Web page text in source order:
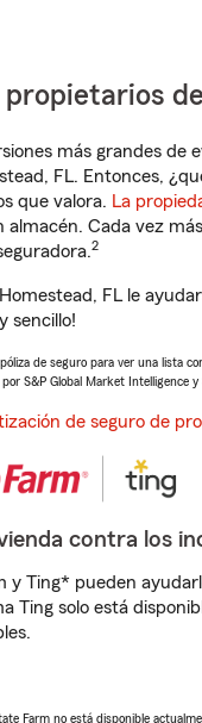
propietarios
más grandes de
FL. Entonces,
que valora. La
almacén. Cada vez
2
FL le
sencillo!
de seguro para ver una lista
S&P Global Market Intelligence y
de seguro de
contra los
y Ting* pueden
Ting solo está
Farm no está disponible